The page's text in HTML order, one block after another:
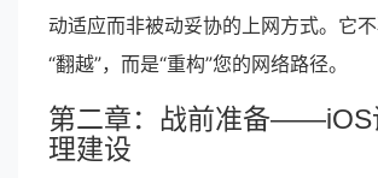
动适应而非被动妥协的上网方式。它
“翻越”，而是“重构”您的网络路径。
第二章：战前准备——iOS
理建设